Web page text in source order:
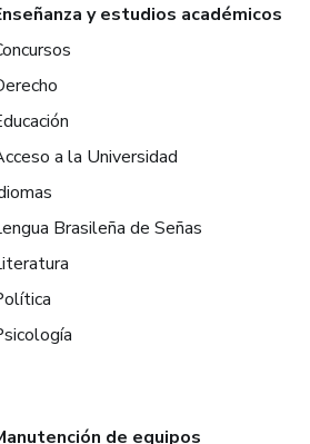
y estudios académicos
a la Universidad
Brasileña de Señas
de equipos